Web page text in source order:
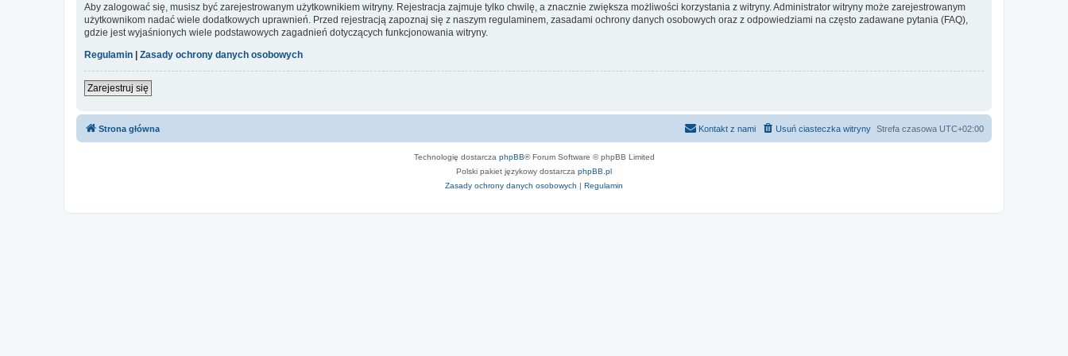
Aby zalogować się, musisz być zarejestrowanym użytkownikiem witryny. Rejestracja zajmuje tylko chwilę, a znacznie zwiększa możliwości korzystania z witryny. Administrator witryny może zarejestrowanym
użytkownikom nadać wiele dodatkowych uprawnień. Przed rejestracją zapoznaj się z naszym regulaminem, zasadami ochrony danych osobowych oraz z odpowiedziami na często zadawane pytania (FAQ),
gdzie jest wyjaśnionych wiele podstawowych zagadnień dotyczących funkcjonowania witryny.
Regulamin | Zasady ochrony danych osobowych
Zarejestruj się
Strona główna Strefa czasowa UTC+02:00
Usuń ciasteczka witryny
Kontakt z nami
Technologię dostarcza phpBB® Forum Software © phpBB Limited
Polski pakiet językowy dostarcza phpBB.pl
Zasady ochrony danych osobowych | Regulamin